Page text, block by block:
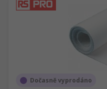
Dočasně vyprodáno